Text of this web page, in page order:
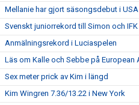
Mellanie har gjort säsongsdebut i USA
Svenskt juniorrekord till Simon och
Anmälningsrekord i Luciaspelen
Läs om Kalle och Sebbe på
Sex meter prick av Kim i längd
Kim Wingren 7.36/13.22 i New York